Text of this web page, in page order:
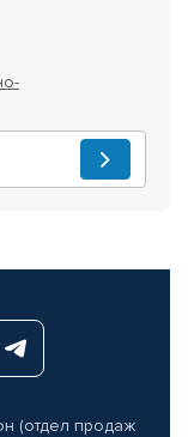
(отдел продаж